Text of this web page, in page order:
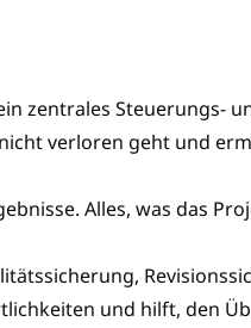
zentrales Steuerungs-
verloren geht und
Alles, was das
und hilft, den